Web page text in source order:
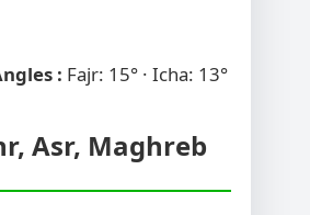
: Fajr: 15° · Icha: 13°
Asr, Maghreb